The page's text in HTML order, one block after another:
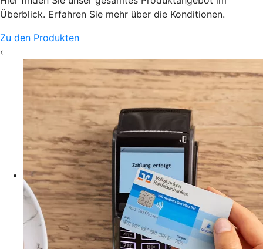
Überblick. Erfahren Sie mehr über die Konditionen.
Zu den Produkten
‹